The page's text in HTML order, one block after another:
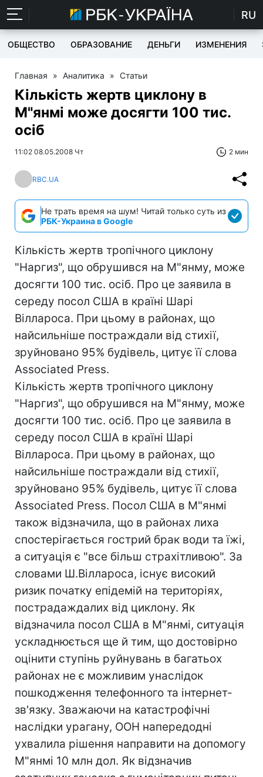
RU
ОБЩЕСТВО ОБРАЗОВАНИЕ ДЕНЬГИ ИЗМЕНЕНИЯ
Главная » Аналитика » Статьи
Кількість жертв циклону в
М"янмі може досягти 100 тис.
осіб
11:02 08.05.2008 Чт 2 мин
RBC.UA
Не трать время на шум! Читай только суть из
РБК-Украина в Google
Кількість жертв тропічного циклону
"Наргиз", що обрушився на М"янму, може
досягти 100 тис. осіб. Про це заявила в
середу посол США в країні Шарі
Віллароса. При цьому в районах, що
найсильніше постраждали від стихії,
зруйновано 95% будівель, цитує її слова
Associated Press.
Кількість жертв тропічного циклону
"Наргиз", що обрушився на М"янму, може
досягти 100 тис. осіб. Про це заявила в
середу посол США в країні Шарі
Віллароса. При цьому в районах, що
найсильніше постраждали від стихії,
зруйновано 95% будівель, цитує її слова
Associated Press. Посол США в М"янмі
також відзначила, що в районах лиха
спостерігається гострий брак води та їжі,
а ситуація є "все більш страхітливою". За
словами Ш.Віллароса, існує високий
ризик початку епідемій на територіях,
пострадаждалих від циклону. Як
відзначила посол США в М"янмі, ситуація
ускладнюється ще й тим, що достовірно
оцінити ступінь руйнувань в багатьох
районах не є можливим унаслідок
пошкодження телефонного та інтернет-
зв'язку. Зважаючи на катастрофічні
наслідки урагану, ООН напередодні
ухвалила рішення направити на допомогу
М"янмі 10 млн дол. Як відзначив